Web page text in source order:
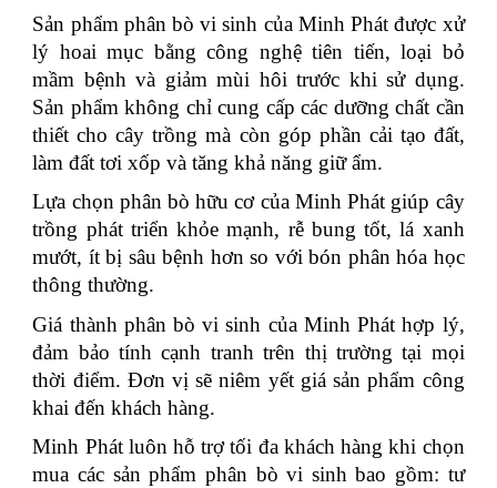
Sản phẩm phân bò vi sinh của Minh Phát được xử
lý hoai mục bằng công nghệ tiên tiến, loại bỏ
mầm bệnh và giảm mùi hôi trước khi sử dụng.
Sản phẩm không chỉ cung cấp các dưỡng chất cần
thiết cho cây trồng mà còn góp phần cải tạo đất,
làm đất tơi xốp và tăng khả năng giữ ẩm.
Lựa chọn phân bò hữu cơ của Minh Phát giúp cây
trồng phát triển khỏe mạnh, rễ bung tốt, lá xanh
mướt, ít bị sâu bệnh hơn so với bón phân hóa học
thông thường.
Giá thành phân bò vi sinh của Minh Phát hợp lý,
đảm bảo tính cạnh tranh trên thị trường tại mọi
thời điểm. Đơn vị sẽ niêm yết giá sản phẩm công
khai đến khách hàng.
Minh Phát luôn hỗ trợ tối đa khách hàng khi chọn
mua các sản phẩm phân bò vi sinh bao gồm: tư